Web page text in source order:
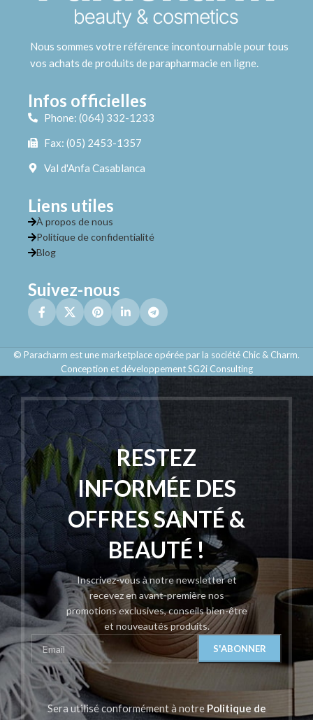
Nous sommes votre référence incontournable pour tous
vos achats de produits de parapharmacie en ligne.
Infos officielles
Phone: (064) 332-1233
Fax: (05) 2453-1357
Val d'Anfa Casablanca
Liens utiles
À propos de nous
Politique de confidentialité
Blog
Suivez-nous
© Paracharm est une marketplace opérée par la société Chic & Charm.
Conception et développement SG2i Consulting
RESTEZ
INFORMÉE DES
OFFRES SANTÉ &
BEAUTÉ !
Inscrivez-vous à notre newsletter et
recevez en avant-première nos
promotions exclusives, conseils bien-être
et nouveautés produits.
Sera utilisé conformément à notre Politique de